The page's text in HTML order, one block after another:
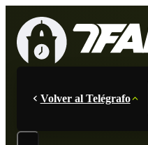
Volver al Telégrafo